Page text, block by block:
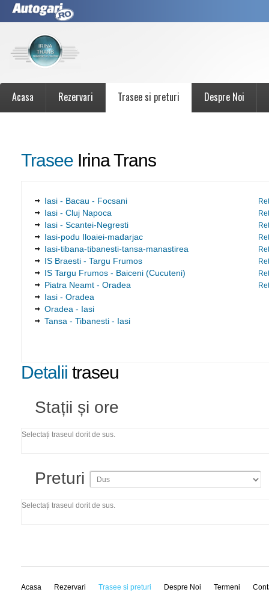
Acasa Rezervari Trasee si preturi Despre Noi
Trasee Irina Trans
Iasi - Bacau - Focsani
Iasi - Cluj Napoca
Iasi - Scantei-Negresti
Iasi-podu Iloaiei-madarjac
Iasi-tibana-tibanesti-tansa-manastirea
IS Braesti - Targu Frumos
IS Targu Frumos - Baiceni (Cucuteni)
Piatra Neamt - Oradea
Iasi - Oradea
Oradea - Iasi
Tansa - Tibanesti - Iasi
Detalii traseu
Stații și ore
Selectați traseul dorit de sus.
Preturi
Selectați traseul dorit de sus.
Acasa Rezervari Trasee si preturi Despre Noi Termeni